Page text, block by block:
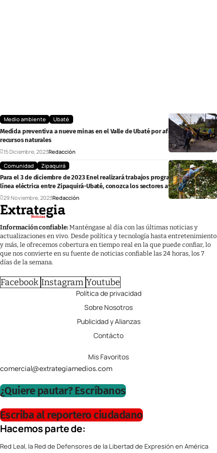
Medio ambiente
Ubaté
Medida preventiva a nueve minas en el Valle de Ubaté por afectación a los
recursos naturales
15 Diciembre, 2023Redacción
Comunidad
Zipaquirá
Para el 3 de diciembre de 2023 Enel realizará trabajos programados en la
línea eléctrica entre Zipaquirá-Ubaté, conozca los sectores afectados
29 Noviembre, 2023Redacción
Información confiable:Manténgase al día con las últimas noticias y
actualizaciones en vivo. Desde política y tecnología hasta entretenimiento
y más, le ofrecemos cobertura en tiempo real en la que puede confiar, lo
que nos convierte en su fuente de noticias confiable las 24 horas, los 7
días de la semana.
Facebook Instagram Youtube
Política de privacidad
Sobre Nosotros
Publicidad y Alianzas
Contácto
Mis Favoritos
comercial@extrategiamedios.com
¿Quiere pautar? Escríbanos
Escriba al reportero ciudadano
Hacemos parte de:
Red Leal, la Red de Defensores de la Libertad de Expresión en América